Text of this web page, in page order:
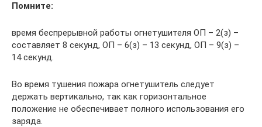
Помните:
время беспрерывной работы огнетушителя ОП – 2(з) –
составляет 8 секунд, ОП – 6(з) – 13 секунд, ОП – 9(з) –
14 секунд.
Во время тушения пожара огнетушитель следует
держать вертикально, так как горизонтальное
положение не обеспечивает полного использования его
заряда.